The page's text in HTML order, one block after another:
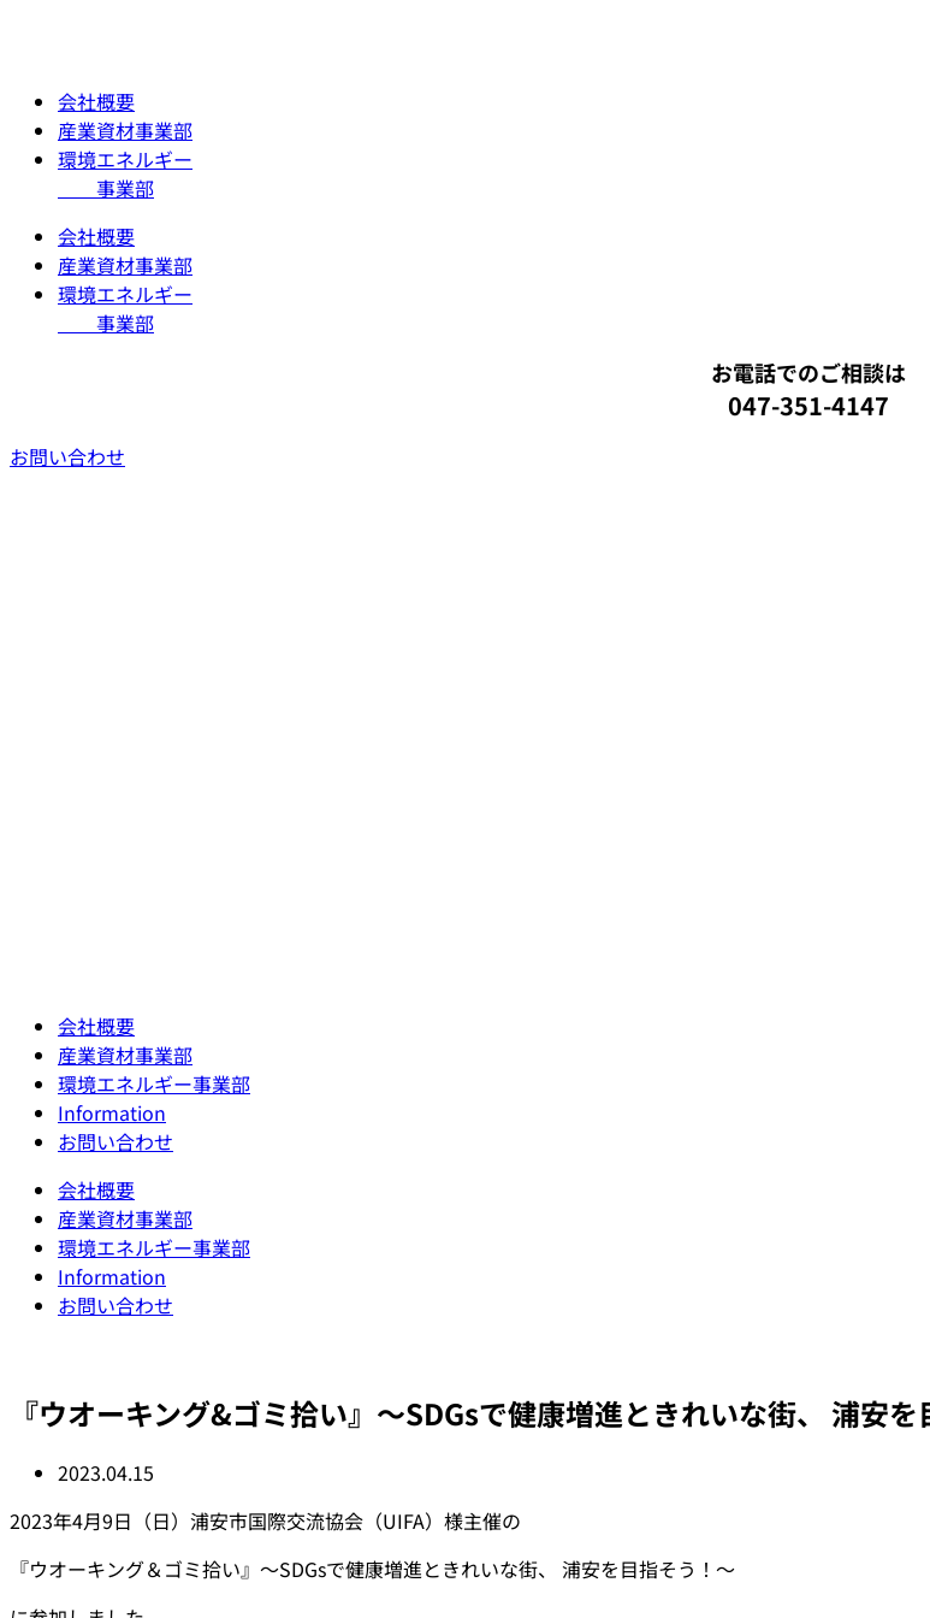
会社概要
産業資材事業部
環境エネルギー
事業部
会社概要
産業資材事業部
環境エネルギー
事業部
お電話でのご相談は
047-351-4147
お問い合わせ
会社概要
産業資材事業部
環境エネルギー事業部
Information
お問い合わせ
会社概要
産業資材事業部
環境エネルギー事業部
Information
お問い合わせ
『ウオーキング&ゴミ拾い』〜SDGsで健康増進ときれいな街、 浦安を
2023.04.15
2023年4月9日（日）浦安市国際交流協会（UIFA）様主催の
『ウオーキング＆ゴミ拾い』〜SDGsで健康増進ときれいな街、 浦安を目指そう！〜